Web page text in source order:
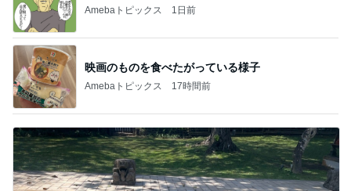
Amebaトピックス 1日前
映画のものを食べたがっている様子
Amebaトピックス 17時間前